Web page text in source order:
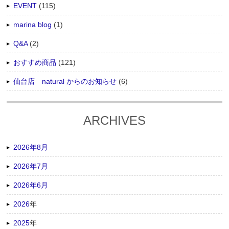
EVENT (115)
marina blog (1)
Q&A(2)
おすすめ商品 (121)
仙台店 natural からのお知らせ (6)
ARCHIVES
2026年8月
2026年7月
2026年6月
2026年
2025年